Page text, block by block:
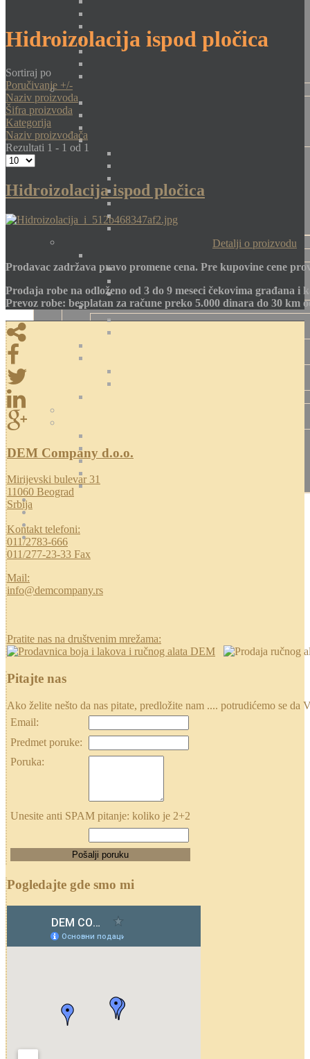
Hidroizolacija ispod pločica
Sortiraj po
Poručivanje +/-
Naziv proizvoda
Šifra proizvoda
Kategorija
Naziv proizvođača
Rezultati 1 - 1 od 1
Hidroizolacija ispod pločica
Detalji o proizvodu
Prodavac zadržava pravo promene cena. Pre kupovine cene
Prodaja robe na odloženo od 3 do 9 meseci čekovima građana i
Prevoz robe: besplatan za račune preko 5.000 dinara do 30 km
DEM Company d.o.o.
Mirijevski bulevar 31
11060 Beograd
Srbija
Kontakt telefoni:
011/2783-666
011/277-23-33 Fax
Mail:
info@demcompany.rs
Pratite nas na društvenim mrežama:
Pitajte nas
Ako želite nešto da nas pitate, predložite nam .... potrudićemo se
Email:
Predmet poruke:
Poruka:
Unesite anti SPAM pitanje: koliko je 2+2
Pogledajte gde smo mi